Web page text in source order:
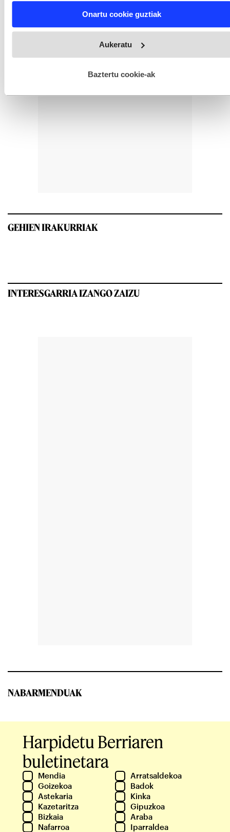
and set your preferences in thedetails section
fitxategiak erabiltzen ditu. Zure esperientzia eta zerbitzuak
esplizitua ematen diguzu.Gehiago irakurri
Onartu cookie guztiak
Aukeratu
Baztertu cookie-ak
GEHIEN IRAKURRIAK
INTERESGARRIA IZANGO ZAIZU
NABARMENDUAK
Harpidetu Berriaren
buletinetara
Mendia
Arratsaldekoa
Goizekoa
Badok
Astekaria
Kinka
Kazetaritza
Gipuzkoa
Bizkaia
Araba
Nafarroa
Iparraldea